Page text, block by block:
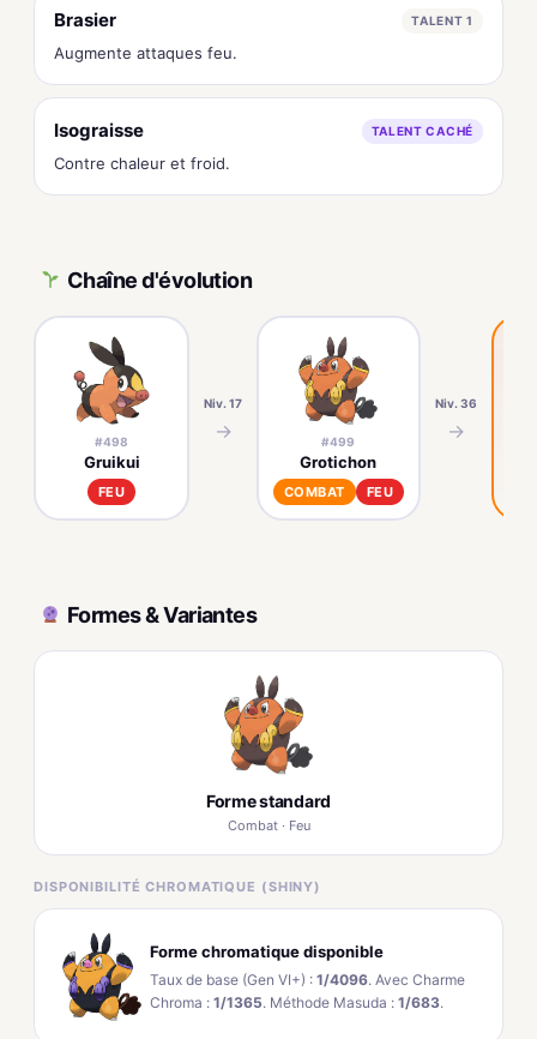
Brasier TALENT 1
Augmente attaques feu.
Isograisse TALENT CACHÉ
Contre chaleur et froid.
Chaîne d'évolution
#498
Gruikui
FEU
Niv. 17
→ #499
Grotichon
COMBAT FEU
Niv. 36
→
Formes & Variantes
Forme standard
Combat · Feu
DISPONIBILITÉ CHROMATIQUE (SHINY)
Forme chromatique disponible
Taux de base (Gen VI+) : 1/4096. Avec Charme
Chroma : 1/1365. Méthode Masuda : 1/683.